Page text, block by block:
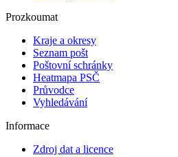
Prozkoumat
Kraje a okresy
Seznam pošt
Poštovní schránky
Heatmapa PSČ
Průvodce
Vyhledávání
Informace
Zdroj dat a licence